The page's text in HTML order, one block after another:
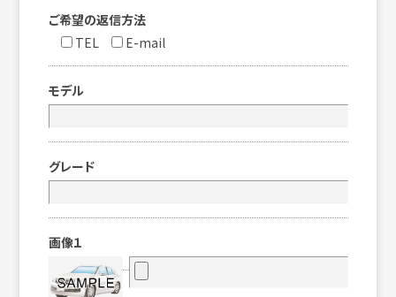
ご希望の返信方法
TEL
E-mail
モデル
グレード
画像１